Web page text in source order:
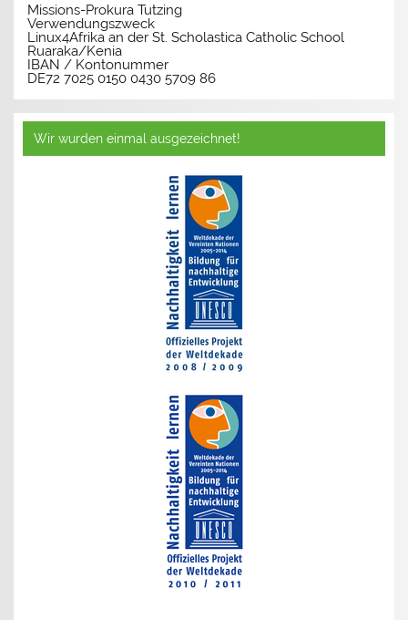
Missions-Prokura Tutzing
Verwendungszweck
Linux4Afrika an der St. Scholastica Catholic School
Ruaraka/Kenia
IBAN / Kontonummer
DE72 7025 0150 0430 5709 86
Wir wurden einmal ausgezeichnet!